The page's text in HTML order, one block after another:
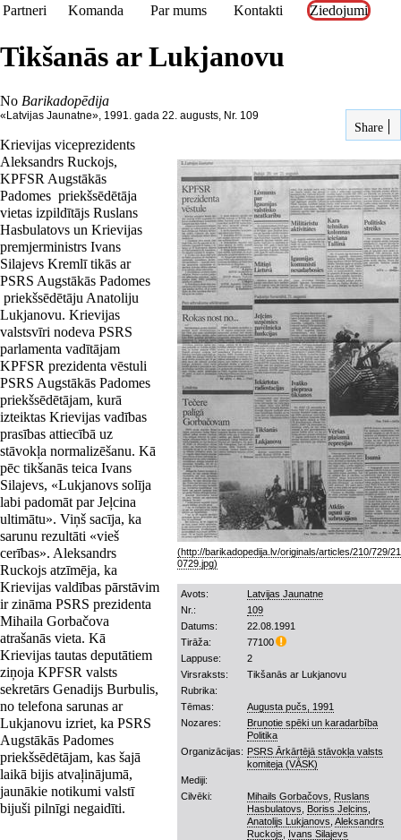
Partneri Komanda Par mums Kontakti Ziedojumi
Tikšanās ar Lukjanovu
No Barikadopēdija
Share
«Latvijas Jaunatne», 1991. gada 22. augusts, Nr. 109
Avots:
Latvijas Jaunatne
Nr.:
109
Datums:
22.08.1991
Tirāža:
77100
Lappuse:
2
Virsraksts:
Tikšanās ar Lukjanovu
Rubrika:
Tēmas:
Augusta pučs, 1991
Nozares:
Bruņotie spēki un karadarbība
Politika
Organizācijas: PSRS Ārkārtējā stāvokļa valsts
komiteja (VĀSK)
Mediji:
Cilvēki:
Mihails Gorbačovs
Ruslans
Hasbulatovs
Boriss Jeļcins
Anatolijs Lukjanovs Aleksandrs
Ruckojs
Ivans Silajevs
Krievijas viceprezidents
Aleksandrs Ruckojs,
KPFSR Augstākās
Padomes priekšsēdētāja
vietas izpildītājs Ruslans
Hasbulatovs un Krievijas
premjerministrs Ivans
Silajevs Kremlī tikās ar
PSRS Augstākās Padomes
priekšsēdētāju Anatoliju
Lukjanovu. Krievijas
valstsvīri nodeva PSRS
parlamenta vadītājam
KPFSR prezidenta vēstuli
PSRS Augstākās Padomes
priekšsēdētājam, kurā
izteiktas Krievijas vadības
prasības attiecībā uz
stāvokļa normalizēšanu. Kā
pēc tikšanās teica Ivans
Silajevs, «Lukjanovs solīja
labi padomāt par Jeļcina
ultimātu». Viņš sacīja, ka
sarunu rezultāti «vieš
cerības». Aleksandrs
Ruckojs atzīmēja, ka
Krievijas valdības pārstāvim
ir zināma PSRS prezidenta
Mihaila Gorbačova
atrašanās vieta. Kā
Krievijas tautas deputātiem
ziņoja KPFSR valsts
sekretārs Genadijs Burbulis,
no telefona sarunas ar
Lukjanovu izriet, ka PSRS
Augstākās Padomes
priekšsēdētājam, kas šajā
laikā bijis atvaļinājumā,
jaunākie notikumi valstī
bijuši pilnīgi negaidīti.